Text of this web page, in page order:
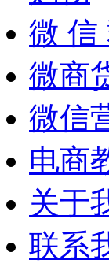
微 信
微商
微信
电商
关于
联系